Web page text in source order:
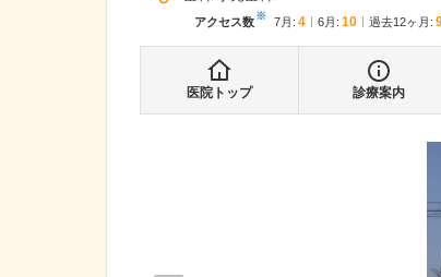
アクセス数※ 7月 : 4 6月 : 10 過去12ヶ月:
医院トップ 診療案内